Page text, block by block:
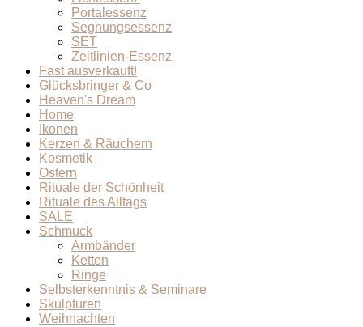
Portalessenz
Segnungsessenz
SET
Zeitlinien-Essenz
Fast ausverkauft!
Glücksbringer & Co
Heaven's Dream
Home
Ikonen
Kerzen & Räuchern
Kosmetik
Ostern
Rituale der Schönheit
Rituale des Alltags
SALE
Schmuck
Armbänder
Ketten
Ringe
Selbsterkenntnis & Seminare
Skulpturen
Weihnachten